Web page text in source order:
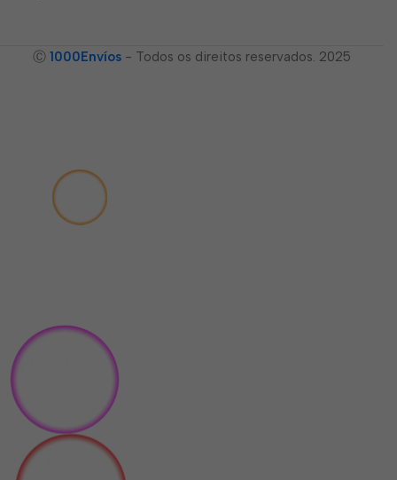
Ⓒ 1000Envíos - Todos os direitos reservados. 2025